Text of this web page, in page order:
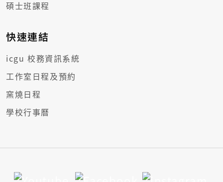
碩士班課程
快速連結
icgu 校務資訊系統
工作室日程及預約
窯燒日程
學校行事曆